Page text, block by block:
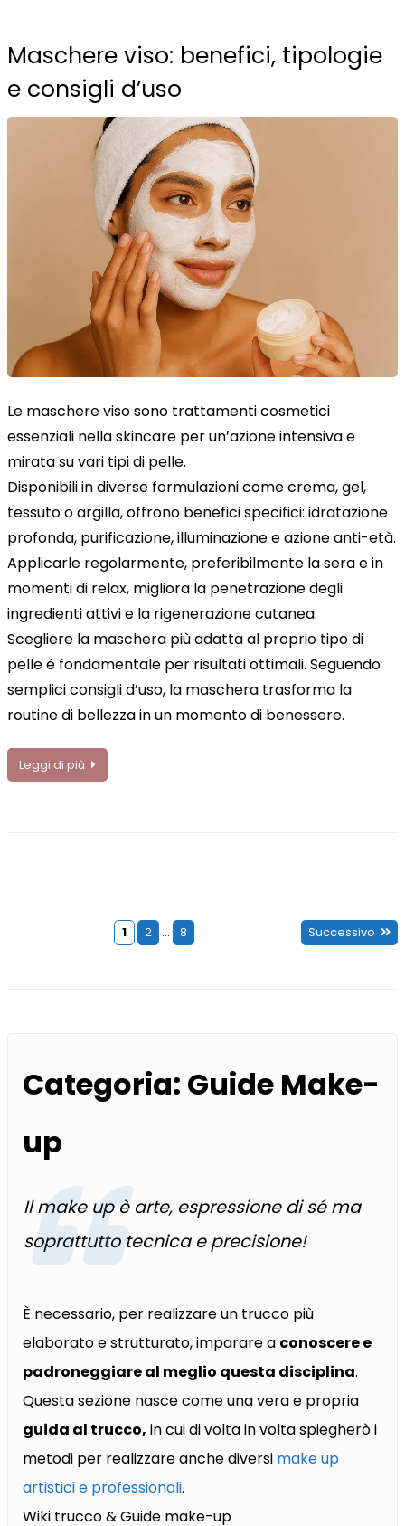
Categoria: Guide Make-
up
Il make up è arte, espressione di sé ma
soprattutto tecnica e precisione!
È necessario, per realizzare un trucco più
elaborato e strutturato, imparare a conoscere e
padroneggiare al meglio questa disciplina.
Questa sezione nasce come una vera e propria
guida al trucco, in cui di volta in volta spiegherò i
metodi per realizzare anche diversi make up
artistici e professionali.
Wiki trucco & Guide make-up
Maschere viso: benefici, tipologie
e consigli d’uso
Le maschere viso sono trattamenti cosmetici
essenziali nella skincare per un’azione intensiva e
mirata su vari tipi di pelle.
Disponibili in diverse formulazioni come crema, gel,
tessuto o argilla, offrono benefici specifici: idratazione
profonda, purificazione, illuminazione e azione anti-età.
Applicarle regolarmente, preferibilmente la sera e in
momenti di relax, migliora la penetrazione degli
ingredienti attivi e la rigenerazione cutanea.
Scegliere la maschera più adatta al proprio tipo di
pelle è fondamentale per risultati ottimali. Seguendo
semplici consigli d’uso, la maschera trasforma la
routine di bellezza in un momento di benessere.
Leggi di più
Paginazione
1 2 … 8 Successivo